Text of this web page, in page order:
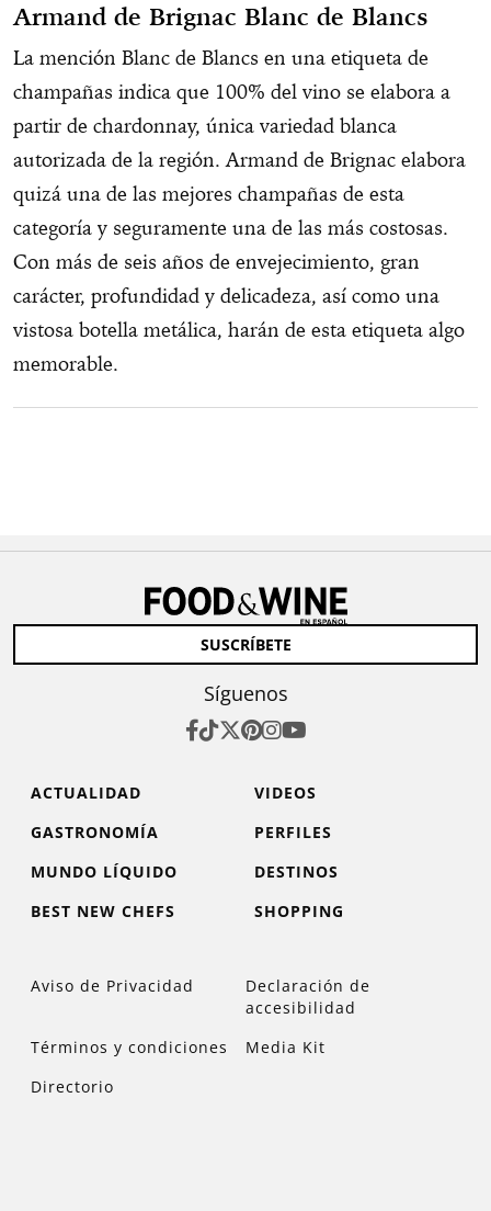
Armand de Brignac Blanc de Blancs
La mención Blanc de Blancs en una etiqueta de
champañas indica que 100% del vino se elabora a
partir de chardonnay, única variedad blanca
autorizada de la región. Armand de Brignac elabora
quizá una de las mejores champañas de esta
categoría y seguramente una de las más costosas.
Con más de seis años de envejecimiento, gran
carácter, profundidad y delicadeza, así como una
vistosa botella metálica, harán de esta etiqueta algo
memorable.
SUSCRÍBETE
Síguenos
ACTUALIDAD
VIDEOS
GASTRONOMÍA
PERFILES
MUNDO LÍQUIDO
DESTINOS
BEST NEW CHEFS
SHOPPING
Aviso de Privacidad
Declaración de
accesibilidad
Términos y condiciones
Media Kit
Directorio